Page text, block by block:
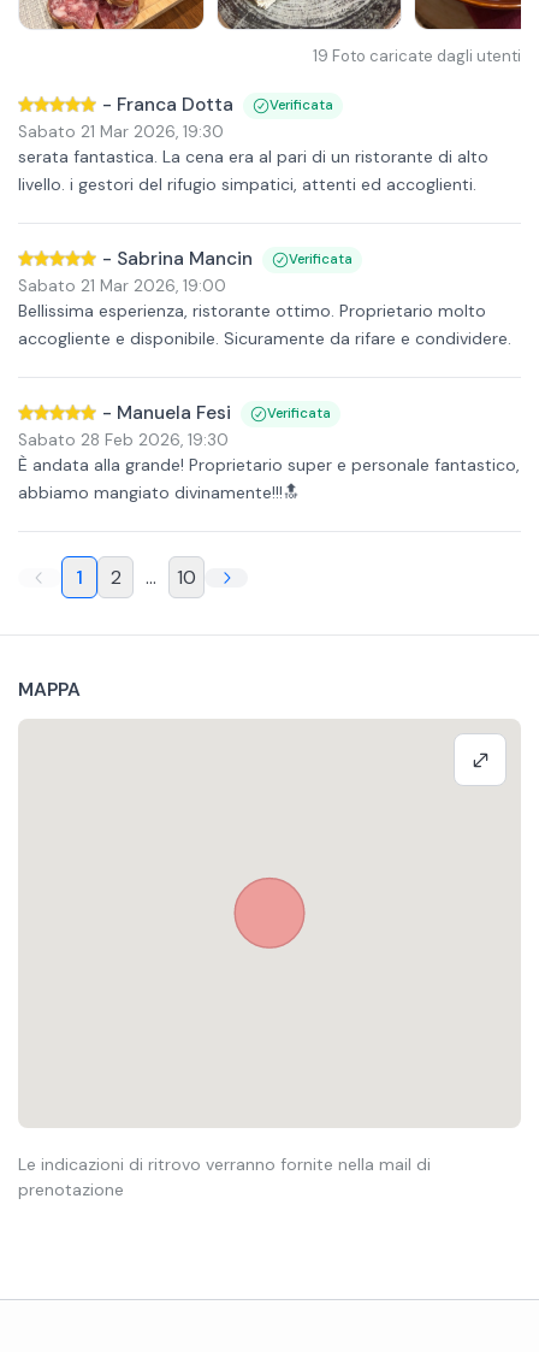
19 Foto caricate dagli utenti
- Franca Dotta Verificata
Sabato 21 Mar 2026, 19:30
serata fantastica. La cena era al pari di un ristorante di alto
livello. i gestori del rifugio simpatici, attenti ed accoglienti.
- Sabrina Mancin Verificata
Sabato 21 Mar 2026, 19:00
Bellissima esperienza, ristorante ottimo. Proprietario molto
accogliente e disponibile. Sicuramente da rifare e condividere.
- Manuela Fesi Verificata
Sabato 28 Feb 2026, 19:30
È andata alla grande! Proprietario super e personale fantastico,
abbiamo mangiato divinamente!!!🔝
1 2 ... 10
MAPPA
Le indicazioni di ritrovo verranno fornite nella mail di
prenotazione